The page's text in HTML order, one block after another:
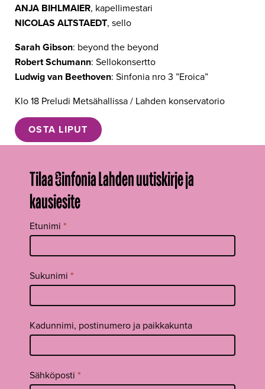
ANJA BIHLMAIER, kapellimestari
NICOLAS ALTSTAEDT, sello
Sarah Gibson: beyond the beyond
Robert Schumann: Sellokonsertto
Ludwig van Beethoven: Sinfonia nro 3 ”Eroica”
Klo 18 Preludi Metsähallissa / Lahden konservatorio
OSTA LIPUT
Tilaa Sinfonia Lahden uutiskirje ja
kausiesite
Tilaa
uutiskirje
footer FI
Etunimi *
Sukunimi *
Kadunnimi, postinumero ja paikkakunta
Sähköposti *